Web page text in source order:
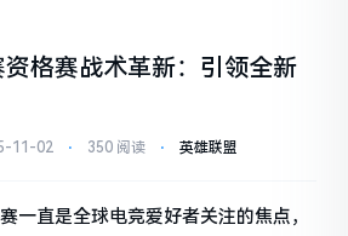
格赛战术革新：引领全新
11-02 ⋅ 350 阅读 ⋅ 英雄联盟
一直是全球电竞爱好者关注的焦点，